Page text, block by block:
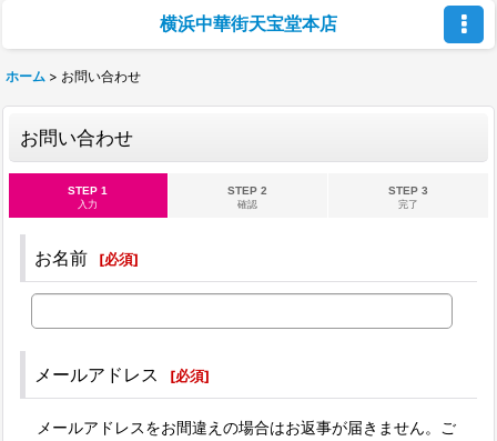
横浜中華街天宝堂本店
ホーム > お問い合わせ
お問い合わせ
STEP 1
入力
STEP 2
確認
STEP 3
完了
お名前 [必須]
メールアドレス [必須]
メールアドレスをお間違えの場合はお返事が届きません。ご